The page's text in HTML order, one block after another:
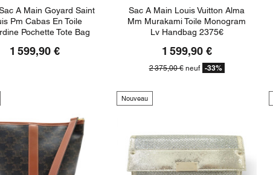
A Main Goyard Saint
Pm Cabas En Toile
Pochette Tote Bag
1 599,90 €
Sac A Main Louis Vuitton Alma
Mm Murakami Toile Monogram
Lv Handbag 2375€
1 599,90 €
2 375,00 €neuf -33%
Nouveau